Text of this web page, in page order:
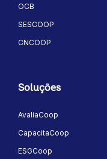
OCB
SESCOOP
CNCOOP
Soluções
AvaliaCoop
CapacitaCoop
ESGCoop